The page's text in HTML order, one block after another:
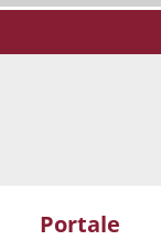
Portale